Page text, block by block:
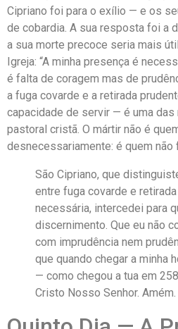
Cipriano foi para o exílio — e os
de cobardia. A sua resposta foi a
a sua morte precoce seria mais
Igreja: “A minha presença é
é falta de coragem mas de
a fuga covarde e a retirada
capacidade de servir — é uma
pastoral cristã. O mártir não é
desnecessariamente: é quem não
São Cipriano, que
entre fuga covarde e
necessária, intercedei para
discernimento. Que eu não
com imprudência nem
que quando chegar a minha
— como chegou a tua em
Cristo Nosso Senhor. Amém.